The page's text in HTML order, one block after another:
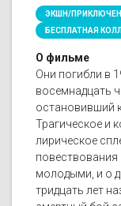
ЭКШН/
БЕСПЛАТНАЯ
О фильме
Они погибли в
восемнадцать
остановивший
Трагическое и
лирическое
повествования
молодыми, и о
тридцать лет